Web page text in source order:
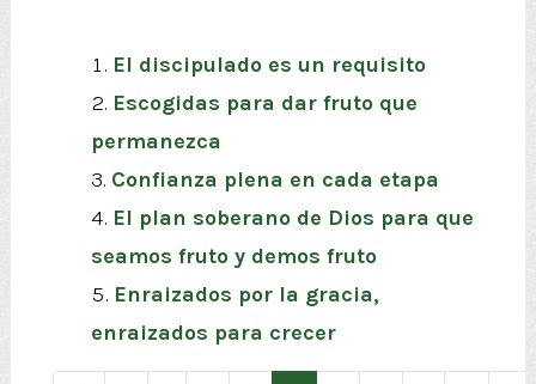
El discipulado es un requisito
Escogidas para dar fruto que
permanezca
Confianza plena en cada etapa
El plan soberano de Dios para que
seamos fruto y demos fruto
Enraizados por la gracia,
enraizados para crecer